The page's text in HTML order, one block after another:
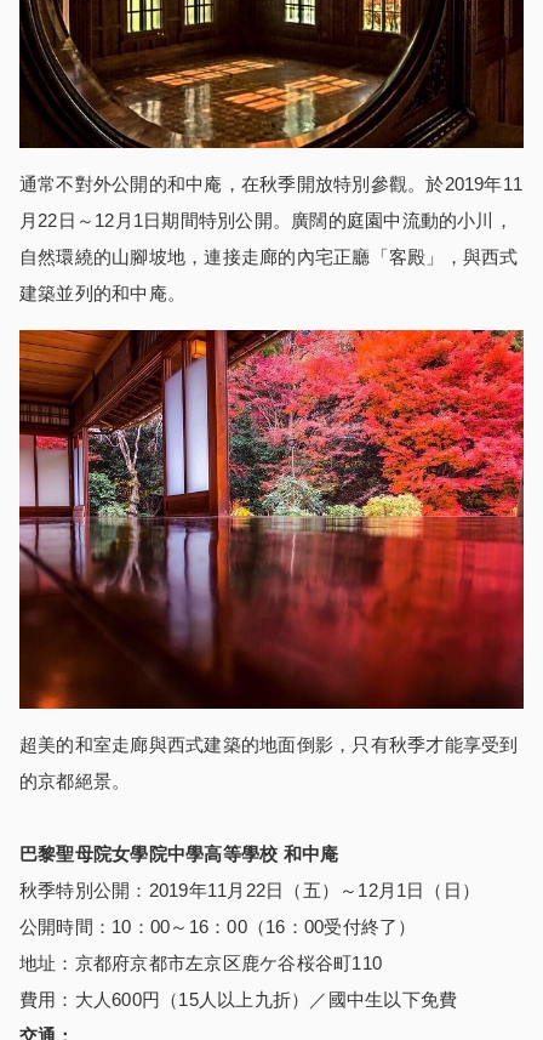
通常不對外公開的和中庵，在秋季開放特別參觀。於2019年11
月22日～12月1日期間特別公開。廣闊的庭園中流動的小川，
自然環繞的山腳坡地，連接走廊的內宅正廳「客殿」，與西式
建築並列的和中庵。
超美的和室走廊與西式建築的地面倒影，只有秋季才能享受到
的京都絕景。
巴黎聖母院女學院中學高等學校 和中庵
秋季特別公開：2019年11月22日（五）～12月1日（日）
公開時間：10：00～16：00（16：00受付終了）
地址：京都府京都市左京区鹿ケ谷桜谷町110
費用：大人600円（15人以上九折）／國中生以下免費
交通：